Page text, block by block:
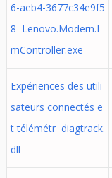
6-aeb4-3677c34e9f5
8 Lenovo.Modern.I
mController.exe
Expériences des utili
sateurs connectés e
t télémétr diagtrack.
dll